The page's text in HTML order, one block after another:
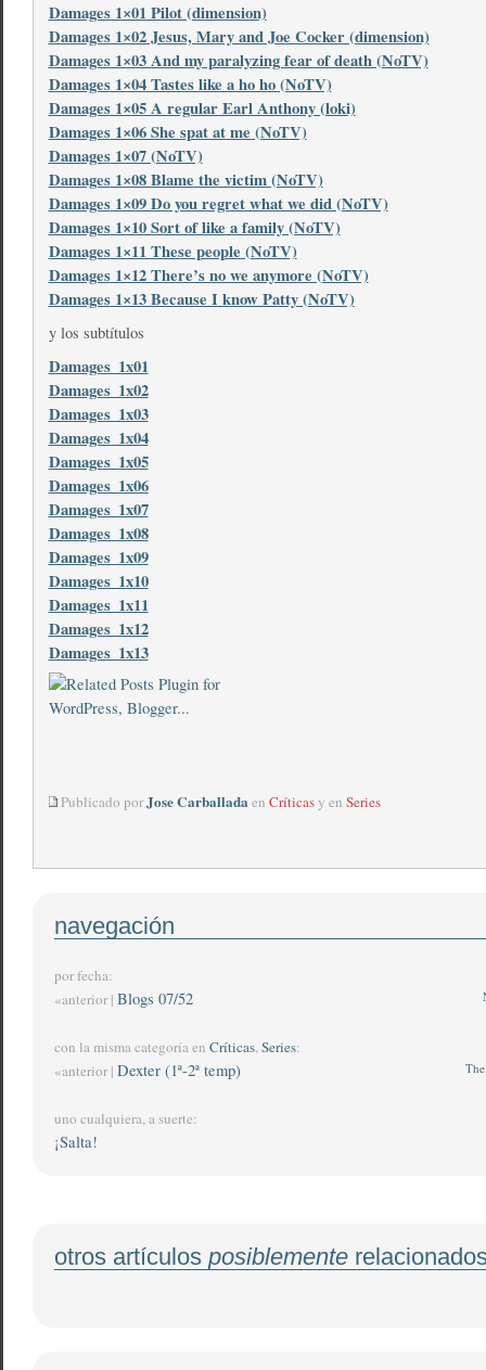
Damages1×01 Pilot (dimension)
Damages1×02 Jesus, Mary and Joe Cocker (dimension)
Damages1×03 And my paralyzing fear of death (NoTV)
Damages1×04 Tastes like a ho ho (NoTV)
Damages1×05 A regular Earl Anthony (loki)
Damages1×06 She spat at me (NoTV)
Damages1×07 (NoTV)
Damages1×08 Blame the victim (NoTV)
Damages1×09 Do you regret what we did (NoTV)
Damages1×10 Sort of like a family (NoTV)
Damages1×11 These people (NoTV)
Damages1×12 There’s no we anymore (NoTV)
Damages1×13 Because I know Patty (NoTV)
y los subtítulos
Damages_1x01
Damages_1x02
Damages_1x03
Damages_1x04
Damages_1x05
Damages_1x06
Damages_1x07
Damages_1x08
Damages_1x09
Damages_1x10
Damages_1x11
Damages_1x12
Damages_1x13
Publicado porJose Carballadaen Críticasy en Series
navegación
por fecha:
«anterior | Blogs 07/52
con la misma categoría en Críticas,Series:
«anterior | Dexter (1ª-2ª temp)
uno cualquiera, a suerte:
¡Salta!
otros artículos posiblemente